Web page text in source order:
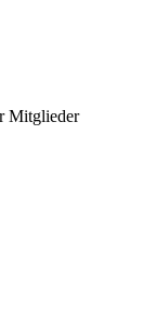
Mitglieder